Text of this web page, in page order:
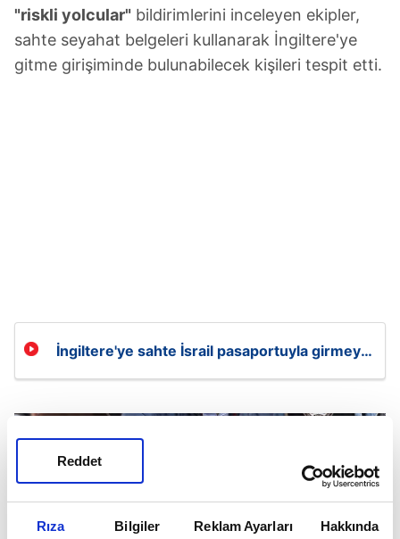
Rıza Bilgiler Reklam Ayarları Hakkında
Reddet
"riskli yolcular" bildirimlerini inceleyen ekipler,
sahte seyahat belgeleri kullanarak İngiltere'ye
gitme girişiminde bulunabilecek kişileri tespit etti.
İngiltere'ye sahte İsrail pasaportuyla girmeye